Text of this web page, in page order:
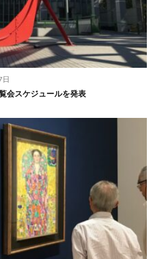
会スケジュールを発表